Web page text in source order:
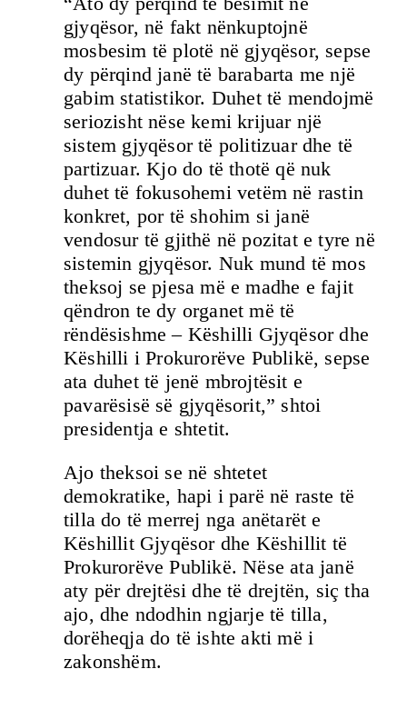
gjyqësor, në fakt nënkuptojnë
mosbesim të plotë në gjyqësor, sepse
dy përqind janë të barabarta me një
gabim statistikor. Duhet të mendojmë
seriozisht nëse kemi krijuar një
sistem gjyqësor të politizuar dhe të
partizuar. Kjo do të thotë që nuk
duhet të fokusohemi vetëm në rastin
konkret, por të shohim si janë
vendosur të gjithë në pozitat e tyre në
sistemin gjyqësor. Nuk mund të mos
theksoj se pjesa më e madhe e fajit
qëndron te dy organet më të
rëndësishme – Këshilli Gjyqësor dhe
Këshilli i Prokurorëve Publikë, sepse
ata duhet të jenë mbrojtësit e
pavarësisë së gjyqësorit,” shtoi
presidentja e shtetit.
Ajo theksoi se në shtetet
demokratike, hapi i parë në raste të
tilla do të merrej nga anëtarët e
Këshillit Gjyqësor dhe Këshillit të
Prokurorëve Publikë. Nëse ata janë
aty për drejtësi dhe të drejtën, siç tha
ajo, dhe ndodhin ngjarje të tilla,
dorëheqja do të ishte akti më i
zakonshëm.